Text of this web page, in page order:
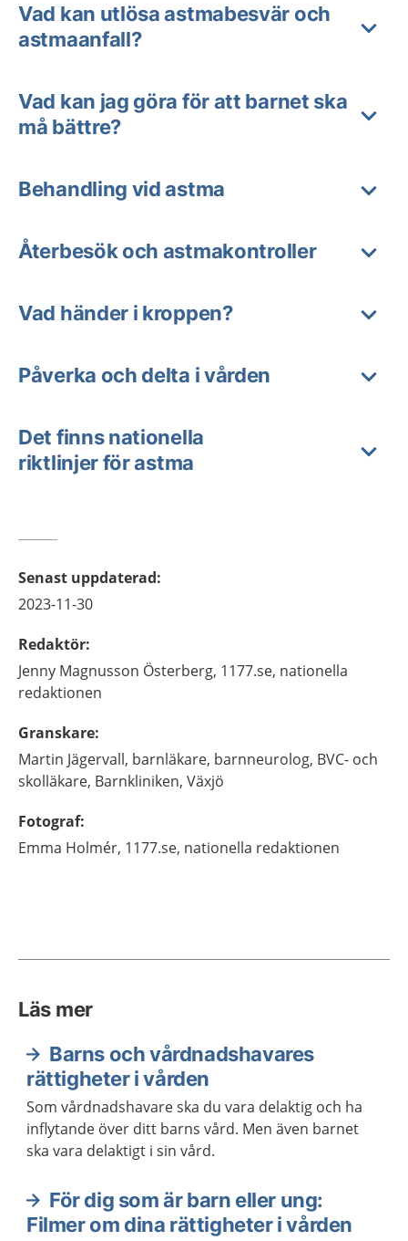
Vad kan utlösa astmabesvär och
astmaanfall?
Vad kan jag göra för att barnet ska
må bättre?
Behandling vid astma
Återbesök och astmakontroller
Vad händer i kroppen?
Påverka och delta i vården
Det finns nationella
riktlinjer för astma
Senast uppdaterad:
2023-11-30
Redaktör:
Jenny Magnusson Österberg, 1177.se, nationella
redaktionen
Granskare:
Martin Jägervall, barnläkare, barnneurolog, BVC- och
skolläkare, Barnkliniken, Växjö
Fotograf:
Emma Holmér, 1177.se, nationella redaktionen
Läs mer
Barns och vårdnadshavares
rättigheter i vården
Som vårdnadshavare ska du vara delaktig och ha
inflytande över ditt barns vård. Men även barnet
ska vara delaktigt i sin vård.
För dig som är barn eller ung:
Filmer om dina rättigheter i vården